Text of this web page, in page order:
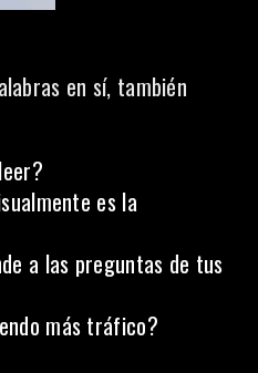
en sí, también
es la
a las preguntas de tus
más tráfico?